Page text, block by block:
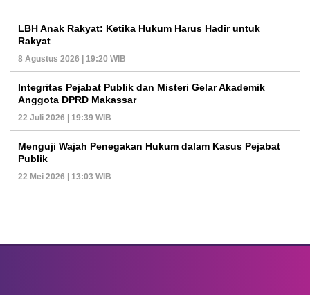
LBH Anak Rakyat: Ketika Hukum Harus Hadir untuk
Rakyat
8 Agustus 2026 | 19:20 WIB
Integritas Pejabat Publik dan Misteri Gelar Akademik
Anggota DPRD Makassar
22 Juli 2026 | 19:39 WIB
Menguji Wajah Penegakan Hukum dalam Kasus Pejabat
Publik
22 Mei 2026 | 13:03 WIB